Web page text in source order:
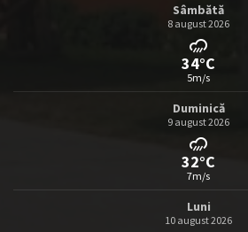
Sâmbătă
8 august 2026
34°C
5m/s
Duminică
9 august 2026
32°C
7m/s
Luni
10 august 2026